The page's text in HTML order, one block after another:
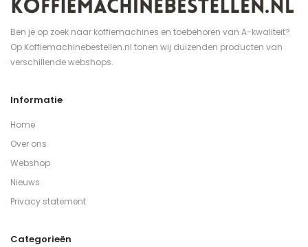
Ben je op zoek naar koffiemachines en toebehoren van A-kwaliteit?
Op Koffiemachinebestellen.nl tonen wij duizenden producten van
verschillende webshops.
Informatie
Home
Over ons
Webshop
Nieuws
Privacy statement
Categorieën